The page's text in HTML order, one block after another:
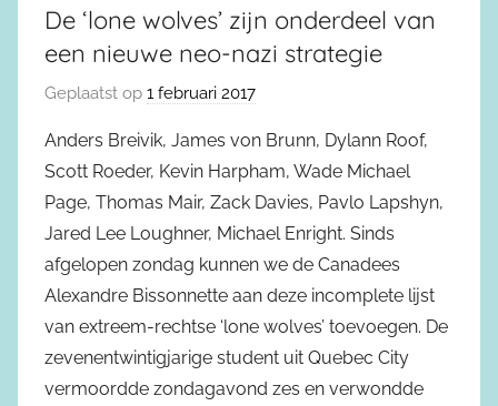
De ‘lone wolves’ zijn onderdeel van
een nieuwe neo-nazi strategie
Geplaatst op 1 februari 2017
Anders Breivik, James von Brunn, Dylann Roof,
Scott Roeder, Kevin Harpham, Wade Michael
Page, Thomas Mair, Zack Davies, Pavlo Lapshyn,
Jared Lee Loughner, Michael Enright. Sinds
afgelopen zondag kunnen we de Canadees
Alexandre Bissonnette aan deze incomplete lijst
van extreem-rechtse ‘lone wolves’ toevoegen. De
zevenentwintigjarige student uit Quebec City
vermoordde zondagavond zes en verwondde